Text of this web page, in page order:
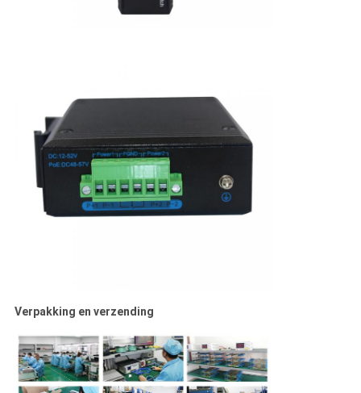
Verpakking en verzending